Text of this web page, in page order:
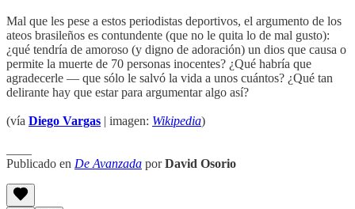
Mal que les pese a estos periodistas deportivos, el argumento de los
ateos brasileños es contundente (que no le quita lo de mal gusto):
¿qué tendría de amoroso (y digno de adoración) un dios que causa o
permite la muerte de 70 personas inocentes? ¿Qué habría que
agradecerle — que sólo le salvó la vida a unos cuántos? ¿Qué tan
delirante hay que estar para argumentar algo así?
(vía Diego Vargas | imagen: Wikipedia)
Publicado en De Avanzada porDavid Osorio